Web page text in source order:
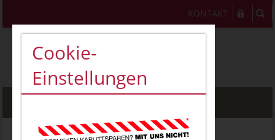
KONTAKT
Cookie-
Einstellungen